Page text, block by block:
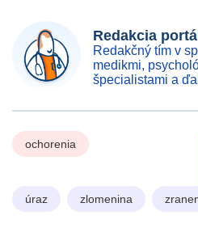
Redakcia
Redakčný tím v
medikmi,
špecialistami a
ochorenia
úraz zlomenina